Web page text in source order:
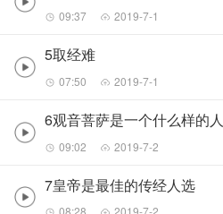
09:37 2019-7-1
5取经难
07:50 2019-7-1
6观音菩萨是一个什么样的人
09:02 2019-7-2
7皇帝是最佳的传经人选